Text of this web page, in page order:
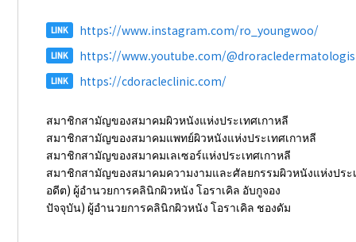
LINK https://www.instagram.com/ro_youngwoo/
LINK https://www.youtube.com/
LINK https://cdoracleclinic.com/
สมาชิกสามัญของสมาคมผิวหนังแห่งประเทศเกาหลี
สมาชิกสามัญของสมาคมแพทย์ผิวหนังแห่งประเทศเกาหลี
สมาชิกสามัญของสมาคมเลเซอร์แห่งประเทศเกาหลี
สมาชิกสามัญของสมาคมความงามและศัลยกรรมผิวหนังแห่งประ
อดีต) ผู้อำนวยการคลินิกผิวหนัง โอราเคิล อับกูจอง
ปัจจุบัน) ผู้อำนวยการคลินิกผิวหนัง โอราเคิล ชองดัม